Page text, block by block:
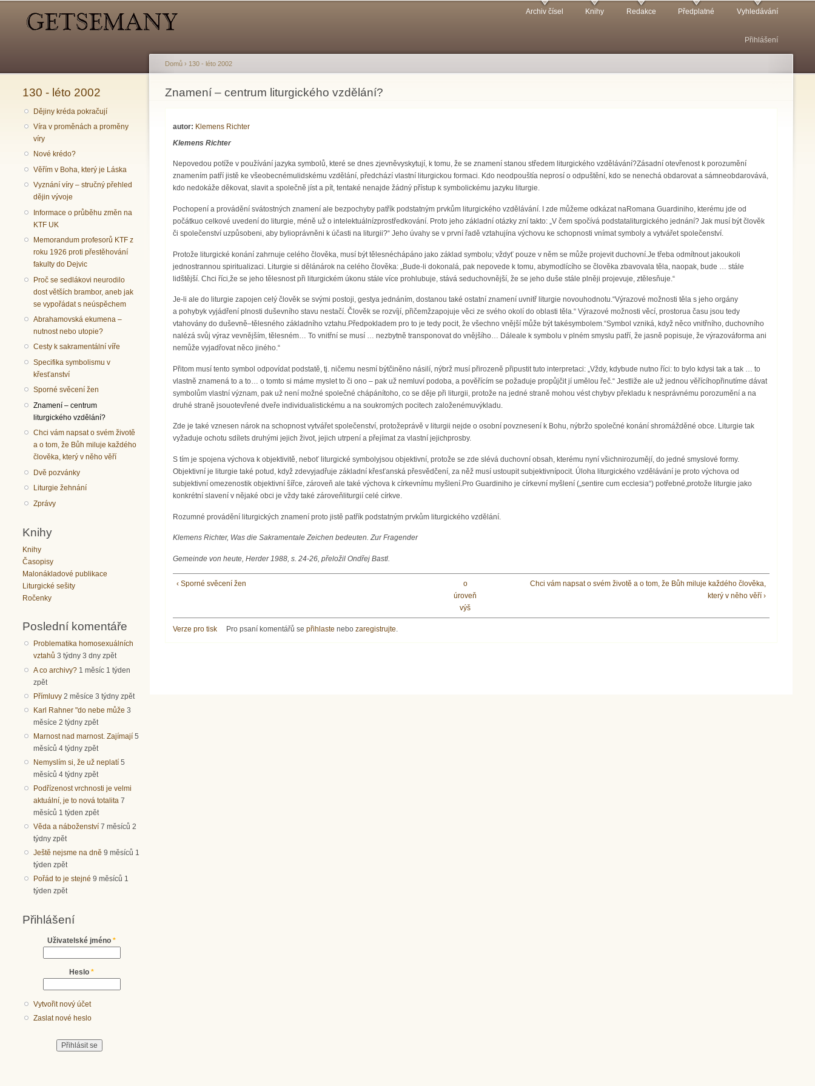
Archiv čísel Knihy Redakce Předplatné Vyhledávání
Přihlášení
130 - léto 2002
Dějiny kréda pokračují
Víra v proměnách a proměny
víry
Nové krédo?
Věřím v Boha, který je Láska
Vyznání víry – stručný přehled
dějin vývoje
Informace o průběhu změn na
KTF UK
Memorandum profesorů KTF z
roku 1926 proti přestěhování
fakulty do Dejvic
Proč se sedlákovi neurodilo
dost větších brambor, aneb jak
se vypořádat s neúspěchem
Abrahamovská ekumena –
nutnost nebo utopie?
Cesty k sakramentální víře
Specifika symbolismu v
křesťanství
Sporné svěcení žen
Znamení – centrum
liturgického vzdělání?
Chci vám napsat o svém životě
a o tom, že Bůh miluje každého
člověka, který v něho věří
Dvě pozvánky
Liturgie žehnání
Zprávy
Knihy
Knihy
Časopisy
Malonákladové publikace
Liturgické sešity
Ročenky
Poslední komentáře
Problematika homosexuálních
vztahů 3 týdny 3 dny zpět
A co archivy? 1 měsíc 1 týden
zpět
Přímluvy 2 měsíce 3 týdny zpět
Karl Rahner "do nebe může 3
měsíce 2 týdny zpět
Marnost nad marnost. Zajímají 5
měsíců 4 týdny zpět
Nemyslím si, že už neplatí 5
měsíců 4 týdny zpět
Podřízenost vrchnosti je velmi
aktuální, je to nová totalita 7
měsíců 1 týden zpět
Věda a náboženství 7 měsíců 2
týdny zpět
Ještě nejsme na dně 9 měsíců 1
týden zpět
Pořád to je stejné 9 měsíců 1
týden zpět
Přihlášení
Uživatelské jméno *
Heslo *
Vytvořit nový účet
Zaslat nové heslo
Jste zde
Domů › 130 - léto 2002
Znamení – centrum liturgického vzdělání?
autor: Klemens Richter
Klemens Richter
Nepovedou potíže v používání jazyka symbolů, které se dnes zjevněvyskytují, k tomu, že se znamení stanou středem liturgického vzdělávání?Zásadní otevřenost k porozumění
znamením patří jistě ke všeobecnémulidskému vzdělání, předchází vlastní liturgickou formaci. Kdo neodpouštía neprosí o odpuštění, kdo se nenechá obdarovat a sámneobdarovává,
kdo nedokáže děkovat, slavit a společně jíst a pít, tentaké nenajde žádný přístup k symbolickému jazyku liturgie.
Pochopení a provádění svátostných znamení ale bezpochyby patřík podstatným prvkům liturgického vzdělávání. I zde můžeme odkázat naRomana Guardiniho, kterému jde od
počátkuo celkové uvedení do liturgie, méně už o intelektuálnízprostředkování. Proto jeho základní otázky zní takto: „V čem spočívá podstataliturgického jednání? Jak musí být člověk
či společenství uzpůsobeni, aby bylioprávněni k účasti na liturgii?“ Jeho úvahy se v první řadě vztahujína výchovu ke schopnosti vnímat symboly a vytvářet společenství.
Protože liturgické konání zahrnuje celého člověka, musí být tělesnéchápáno jako základ symbolu; vždyť pouze v něm se může projevit duchovní.Je třeba odmítnout jakoukoli
jednostrannou spiritualizaci. Liturgie si dělánárok na celého člověka: „Bude-li dokonalá, pak nepovede k tomu, abymodlícího se člověka zbavovala těla, naopak, bude … stále
lidštější. Chci říci,že se jeho tělesnost při liturgickém úkonu stále více prohlubuje, stává seduchovnější, že se jeho duše stále plněji projevuje, ztělesňuje.“
Je-li ale do liturgie zapojen celý člověk se svými postoji, gestya jednáním, dostanou také ostatní znamení uvnitř liturgie novouhodnotu.“Výrazové možnosti těla s jeho orgány
a pohybyk vyjádření plnosti duševního stavu nestačí. Člověk se rozvíjí, přičemžzapojuje věci ze svého okolí do oblasti těla.“ Výrazové možnosti věcí, prostorua času jsou tedy
vtahovány do duševně–tělesného základního vztahu.Předpokladem pro to je tedy pocit, že všechno vnější může být takésymbolem.“Symbol vzniká, když něco vnitřního, duchovního
nalézá svůj výraz vevnějším, tělesném… To vnitřní se musí … nezbytně transponovat do vnějšího… Dáleale k symbolu v plném smyslu patří, že jasně popisuje, že výrazováforma ani
nemůže vyjadřovat něco jiného.“
Přitom musí tento symbol odpovídat podstatě, tj. ničemu nesmí býtčiněno násilí, nýbrž musí přirozeně připustit tuto interpretaci: „Vždy, kdybude nutno říci: to bylo kdysi tak a tak … to
vlastně znamená to a to… o tomto si máme myslet to či ono – pak už nemluví podoba, a pověřícím se požaduje propůjčit jí umělou řeč.“ Jestliže ale už jednou věřícíhopřinutíme dávat
symbolům vlastní význam, pak už není možné společné chápánítoho, co se děje při liturgii, protože na jedné straně mohou vést chybyv překladu k nesprávnému porozumění a na
druhé straně jsouotevřené dveře individualistickému a na soukromých pocitech založenémuvýkladu.
Zde je také vznesen nárok na schopnost vytvářet společenství, protožeprávě v liturgii nejde o osobní povznesení k Bohu, nýbržo společné konání shromážděné obce. Liturgie tak
vyžaduje ochotu sdílets druhými jejich život, jejich utrpení a přejímat za vlastní jejichprosby.
S tím je spojena výchova k objektivitě, neboť liturgické symbolyjsou objektivní, protože se zde slévá duchovní obsah, kterému nyní všichnirozumějí, do jedné smyslové formy.
Objektivní je liturgie také potud, když zdevyjadřuje základní křesťanská přesvědčení, za něž musí ustoupit subjektivnípocit. Úloha liturgického vzdělávání je proto výchova od
subjektivní omezenostik objektivní šířce, zároveň ale také výchova k církevnímu myšlení.Pro Guardiniho je církevní myšlení („sentire cum ecclesia“) potřebné,protože liturgie jako
konkrétní slavení v nějaké obci je vždy také zároveňliturgií celé církve.
Rozumné provádění liturgických znamení proto jistě patřík podstatným prvkům liturgického vzdělání.
Klemens Richter, Was die Sakramentale Zeichen bedeuten. Zur Fragender
Gemeinde von heute, Herder 1988, s. 24-26, přeložil Ondřej Bastl.
‹ Sporné svěcení žen
o
úroveň
výš
Chci vám napsat o svém životě a o tom, že Bůh miluje každého člověka,
který v něho věří ›
Verze pro tisk Pro psaní komentářů sepřihlaste nebozaregistrujte